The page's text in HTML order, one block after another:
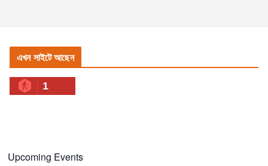
এখন সাইটে আছেন
1
Upcoming Events